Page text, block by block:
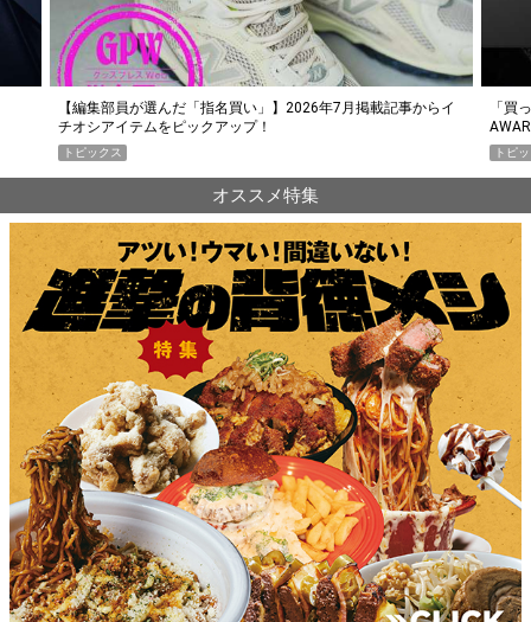
「買って損なし」の極上スマホ5選【GoodsPress 2026上半期
AWARD】
トピックス
薄着
PR
オススメ特集